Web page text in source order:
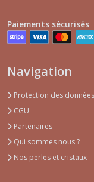
Paiements sécurisés
Navigation
Protection des
CGU
Partenaires
Qui sommes nous ?
Nos perles et cristaux